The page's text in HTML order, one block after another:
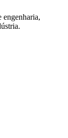
engenharia,